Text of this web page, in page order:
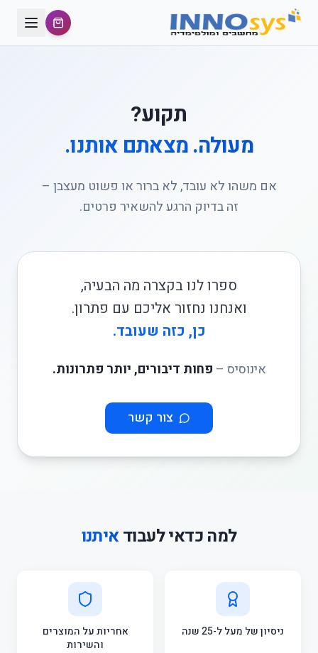
תקוע?
מעולה. מצאתם אותנו.
אם משהו לא עובד, לא ברור או פשוט מעצבן –
זה בדיוק הרגע להשאיר פרטים.
ספרו לנו בקצרה מה הבעיה,
ואנחנו נחזור אליכם עם פתרון.
כן, כזה שעובד.
אינוסיס – פחות דיבורים, יותר פתרונות.
צור קשר
למה כדאי לעבודאיתנו
ניסיון של מעל ל-25 שנה
אחריות על המוצרים
והשירות